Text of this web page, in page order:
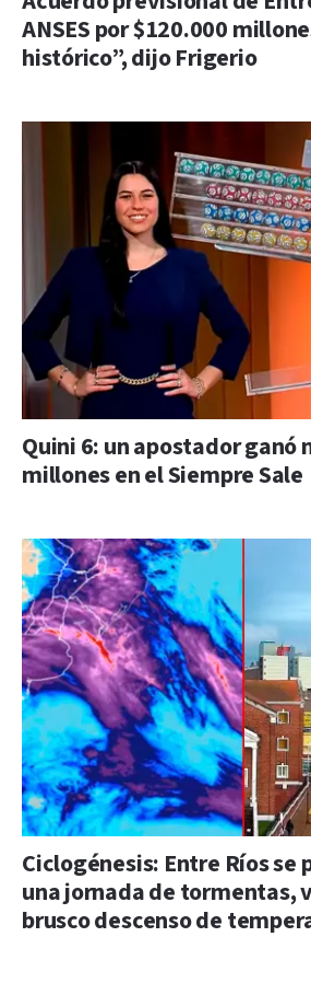
ANSES por $120.000
histórico”, dijo Frigerio
Quini 6: un apostador ganó
millones en el Siempre Sale
Ciclogénesis: Entre Ríos se
una jornada de tormentas,
brusco descenso de